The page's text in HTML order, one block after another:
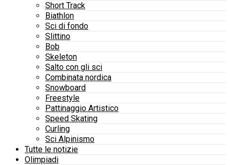
Short Track
Biathlon
Sci di fondo
Slittino
Bob
Skeleton
Salto con gli sci
Combinata nordica
Snowboard
Freestyle
Pattinaggio Artistico
Speed Skating
Curling
Sci Alpinismo
Tutte le notizie
Olimpiadi